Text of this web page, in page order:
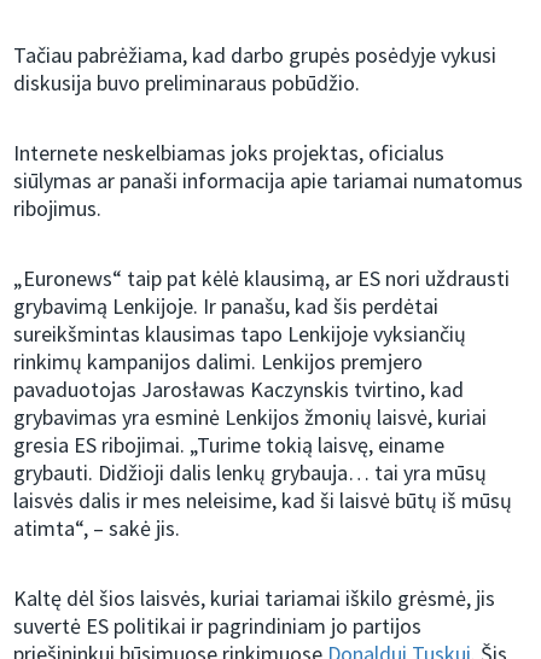
Tačiau pabrėžiama, kad darbo grupės posėdyje vykusi
diskusija buvo preliminaraus pobūdžio.
Internete neskelbiamas joks projektas, oficialus
siūlymas ar panaši informacija apie tariamai numatomus
ribojimus.
„Euronews“ taip pat kėlė klausimą, ar ES nori uždrausti
grybavimą Lenkijoje. Ir panašu, kad šis perdėtai
sureikšmintas klausimas tapo Lenkijoje vyksiančių
rinkimų kampanijos dalimi. Lenkijos premjero
pavaduotojas Jarosławas Kaczynskis tvirtino, kad
grybavimas yra esminė Lenkijos žmonių laisvė, kuriai
gresia ES ribojimai. „Turime tokią laisvę, einame
grybauti. Didžioji dalis lenkų grybauja… tai yra mūsų
laisvės dalis ir mes neleisime, kad ši laisvė būtų iš mūsų
atimta“, – sakė jis.
Kaltę dėl šios laisvės, kuriai tariamai iškilo grėsmė, jis
suvertė ES politikai ir pagrindiniam jo partijos